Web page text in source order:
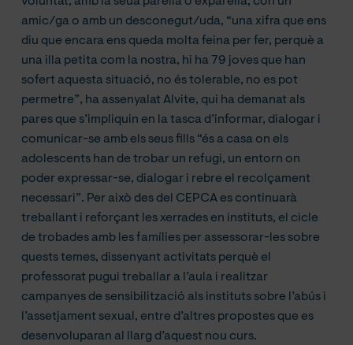
amic/ga o amb un desconegut/uda, “una xifra que ens
diu que encara ens queda molta feina per fer, perquè a
una illa petita com la nostra, hi ha 79 joves que han
sofert aquesta situació, no és tolerable, no es pot
permetre”, ha assenyalat Alvite, qui ha demanat als
pares que s’impliquin en la tasca d’informar, dialogar i
comunicar-se amb els seus fills “és a casa on els
adolescents han de trobar un refugi, un entorn on
poder expressar-se, dialogar i rebre el recolçament
necessari”. Per això des del CEPCA es continuarà
treballant i reforçant les xerrades en instituts, el cicle
de trobades amb les famílies per assessorar-les sobre
quests temes, dissenyant activitats perquè el
professorat pugui treballar a l’aula i realitzar
campanyes de sensibilització als instituts sobre l’abús i
l’assetjament sexual, entre d’altres propostes que es
desenvoluparan al llarg d’aquest nou curs.